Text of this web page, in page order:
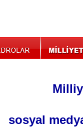
sosyal